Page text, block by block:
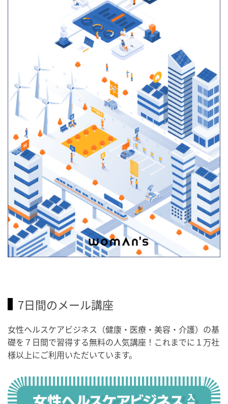
7日間のメール講座
女性ヘルスケアビジネス（健康・医療・美容・介護）の基
礎を７日間で習得する無料の人気講座！これまでに１万社
様以上にご利用いただいています。